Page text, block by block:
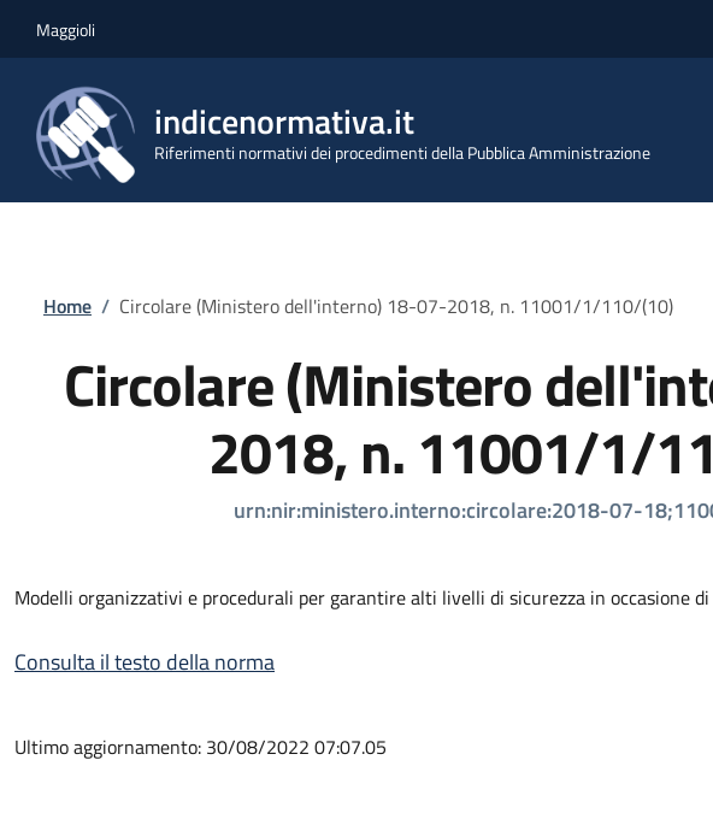
Maggioli
indicenormativa.it
Riferimenti normativi dei procedimenti della Pubblica Amministrazione
Briciole di pane
Home / Circolare (Ministero dell'interno) 18-07-2018, n. 11001/1/110/(10)
Circolare (Ministero
2018, n. 11001/1/
urn:nir:ministero.interno:circolare:2018-07-
Modelli organizzativi e procedurali per garantire alti livelli di sicurezza in occasione
Consulta il testo della norma
Ultimo aggiornamento: 30/08/2022 07:07.05